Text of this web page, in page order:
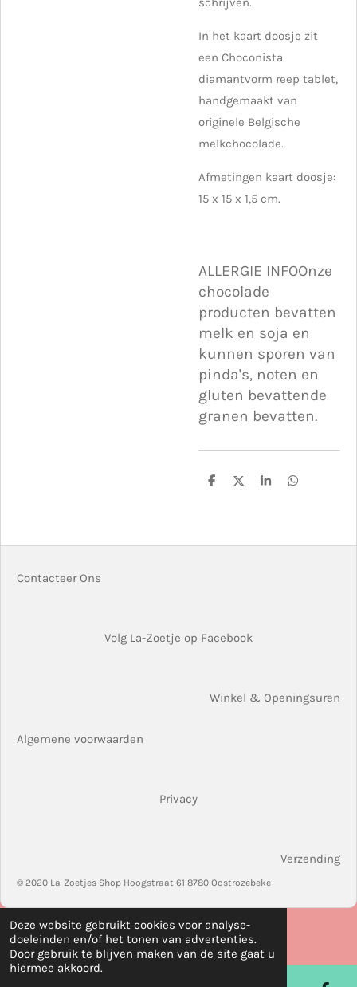
Deze website gebruikt cookies voor analyse-
doeleinden en/of het tonen van advertenties.
Door gebruik te blijven maken van de site gaat u
hiermee akkoord.
In het kaart doosje zit
een Choconista
diamantvorm reep tablet,
handgemaakt van
originele Belgische
melkchocolade.
Afmetingen kaart doosje:
15 x 15 x 1,5 cm.
ALLERGIE INFOOnze
chocolade
producten bevatten
melk en soja en
kunnen sporen van
pinda's, noten en
gluten bevattende
granen bevatten.
D
D
S
D
Contacteer Ons
Volg La-Zoetje op Facebook
Winkel & Openingsuren
Algemene voorwaarden
Privacy
Verzending
© 2020 La-Zoetjes Shop Hoogstraat 61 8780 Oostrozebeke